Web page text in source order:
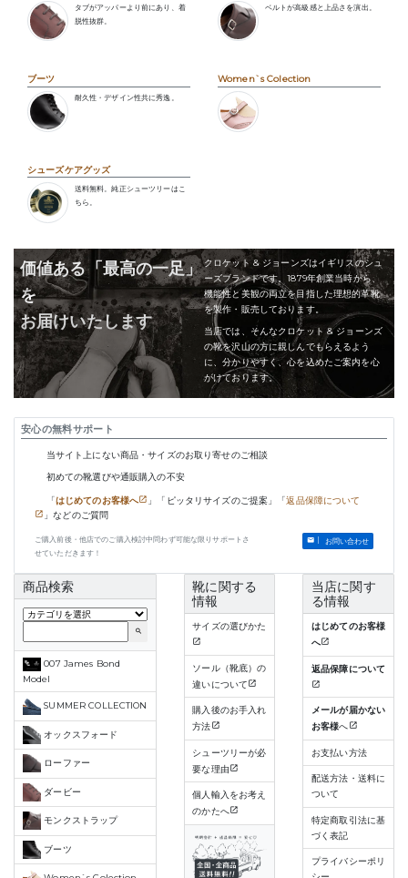
タブがアッパーより前にあり、着
脱性抜群。
ベルトが高級感と上品さを演出。
ブーツ
耐久性・デザイン性共に秀逸。
Women`s Colection
シューズケアグッズ
送料無料。純正シューツリーはこ
ちら。
価値ある「最高の一足」
を
お届けいたします
クロケット & ジョーンズはイギリスのシュ
ーズブランドです。1879年創業当時から、
機能性と美観の両立を目指した理想的革靴
を製作・販売しております。
当店では、そんなクロケット & ジョーンズ
の靴を沢山の方に親しんでもらえるよう
に、分かりやすく、心を込めたご案内を心
がけております。
安心の無料サポート
当サイト上にない商品・サイズのお取り寄せのご相談
初めての靴選びや通販購入の不安
「はじめてのお客様へ 」「ピッタリサイズのご提案」「返品保障について
」などのご質問
ご購入前後・他店でのご購入検討中問わず可能な限りサポートさ
せていただきます！
お問い合わせ
商品検索
search
007 James Bond
Model
SUMMER COLLECTION
オックスフォード
ローファー
ダービー
モンクストラップ
ブーツ
靴に関する
情報
サイズの選びかた
ソール（靴底）の
違いについて
購入後のお手入れ
方法
シューツリーが必
要な理由
個人輸入をお考え
のかたへ
当店に関す
る情報
はじめてのお客様
へ
返品保障について
メールが届かない
お客様へ
お支払い方法
配送方法・送料に
ついて
特定商取引法に基
づく表記
プライバシーポリ